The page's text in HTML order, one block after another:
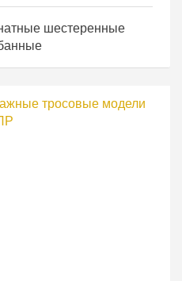
шестеренные